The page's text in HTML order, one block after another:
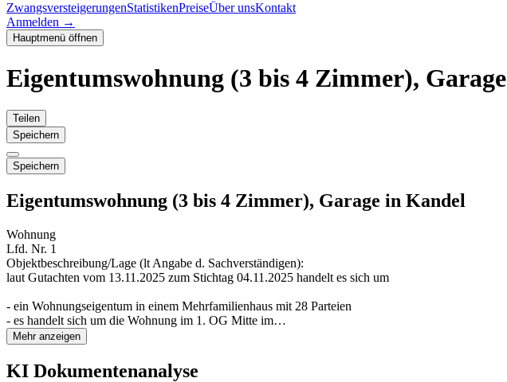
ZwangsversteigerungenStatistikenPreiseÜber unsKontakt
Anmelden →
Hauptmenü öffnen
Eigentumswohnung (3 bis 4 Zimmer), Garage
Teilen
Speichern
Speichern
Eigentumswohnung (3 bis 4 Zimmer), Garage in Kandel
Wohnung
Lfd. Nr. 1
Objektbeschreibung/Lage (lt Angabe d. Sachverständigen):
laut Gutachten vom 13.11.2025 zum Stichtag 04.11.2025 handelt es sich um
- ein Wohnungseigentum in einem Mehrfamilienhaus mit 28 Parteien
- es handelt sich um die Wohnung im 1. OG Mitte im…
Mehr anzeigen
KI Dokumentenanalyse